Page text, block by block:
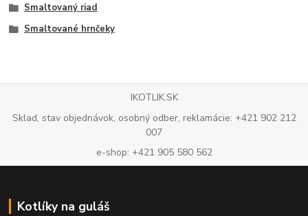
Smaltovaný riad
Smaltované hrnčeky
IKOTLIK.SK
Sklad, stav objednávok, osobný odber, reklamácie: +421 902 212
007
e-shop: +421 905 580 562
Kotlíky na guláš